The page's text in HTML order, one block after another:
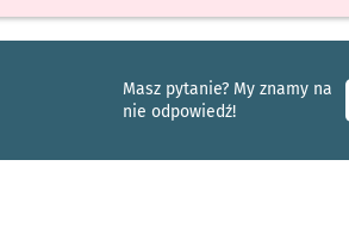
Masz pytanie? My znamy na
nie odpowiedź!